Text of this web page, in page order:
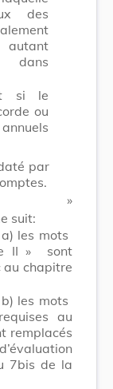
des
autant
dans
si le
ou
par
​ »
suit:
les mots
II »
sont
au chapitre
les mots
au
remplacés
7bis de la